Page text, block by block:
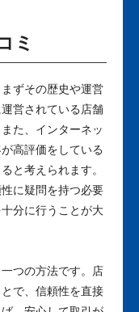
ミ
ずその歴史や運営
営されている店舗
た、インターネッ
高評価をしている
と考えられます。
に疑問を持つ必要
分に行うことが大
つの方法です。店
で、信頼性を直接